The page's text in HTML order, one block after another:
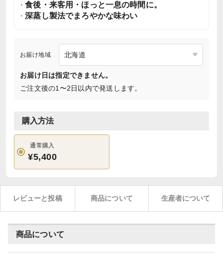
食後・来客用・ほっと一息の時間に。
深蒸し製法でまろやかな味わい
お届け地域
お届け日は指定できません。
ご注文後の1〜2日以内で発送します。
購入方法
通常購入
¥5,400
レビューと投稿 商品について 生産者について
商品について